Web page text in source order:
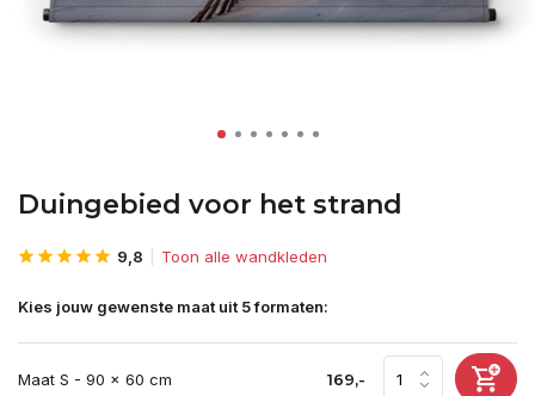
Duingebied voor het strand
9,8 Toon alle wandkleden
Kies jouw gewenste maat uit 5 formaten:
Maat S - 90 x 60 cm 169,-